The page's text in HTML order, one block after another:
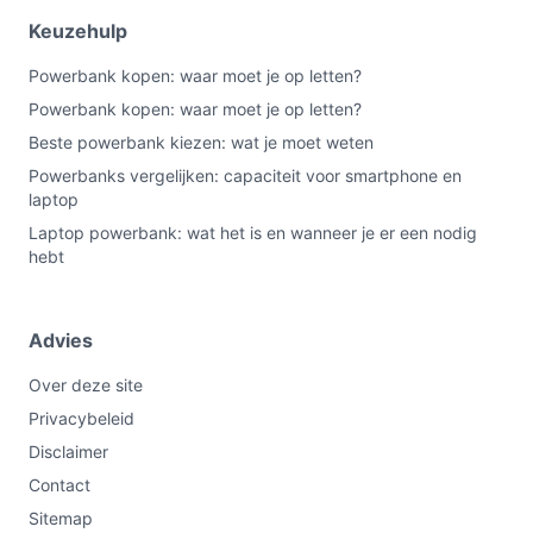
Veelgestelde vragen
Is dit geschikt voor thuisgebruik / intensief gebruik /
dagelijks gebruik?
Voor dagelijks licht gebruik en korte bijladingen is dit
model geschikt: 5.000 mAh en de vermelde twee
smartphone-opladingen ondersteunen dat. Voor
intensief of langdurig gebruik (meerdere dagen zonder
opladen) is de capaciteit mogelijk te beperkt; controleer
Waar moet ik op letten bij onderhoud?
Controleer regelmatig de staat van de meegeleverde
kabel en de aansluitingen. Volg de handleiding voor
opslag en laadcycli; controleer de specificaties voor
Wat is de belangrijkste afweging bij dit type product?
Keuzehulp
Powerbank kopen: waar moet je op letten?
Powerbank kopen: waar moet je op letten?
Beste powerbank kiezen: wat je moet weten
Powerbanks vergelijken: capaciteit voor smartphone en
laptop
Laptop powerbank: wat het is en wanneer je er een nodig
hebt
Advies
Over deze site
Privacybeleid
Disclaimer
Contact
Sitemap